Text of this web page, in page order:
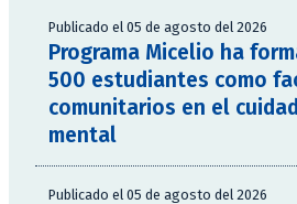
Publicado el 05 de agosto del 2026
Programa Micelio ha
500 estudiantes como
comunitarios en el
mental
Publicado el 05 de agosto del 2026